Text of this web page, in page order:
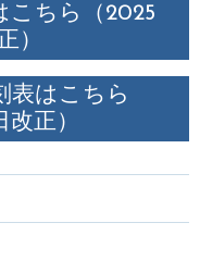
こちら（2025
）
表はこちら
改正）